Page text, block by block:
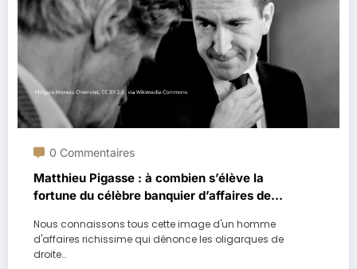
0 Commentaires
Matthieu Pigasse : à combien s’élève la
fortune du célèbre banquier d’affaires de
Nous connaissons tous cette image d'un homme
d'affaires richissime qui dénonce les oligarques de
droite…